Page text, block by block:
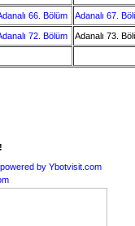
66. Bölüm Adanalı 67.
72. Bölüm Adanalı 73.